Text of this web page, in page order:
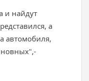
и найдут
а
автомобиля,